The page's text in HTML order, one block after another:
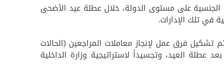
الجنسية على مستوى الدولة، خلال عطلة عيد الأضحى
في تلك الإدارات.
تشكيل فرق عمل لإنجاز معاملات المراجعين (الحالات
العيد، وتجسيداً لاستراتيجية وزارة الداخلية